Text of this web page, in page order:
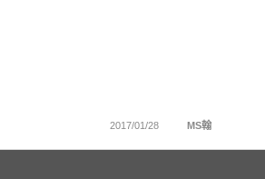
2017/01/28 MS翰